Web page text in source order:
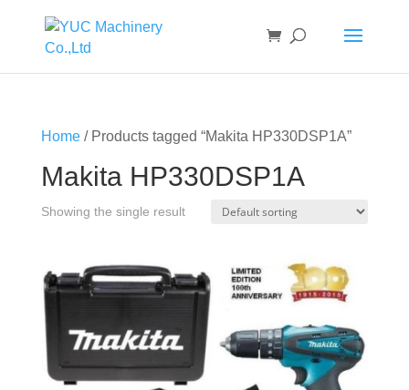
Home/ Products tagged “Makita HP330DSP1A”
Makita HP330DSP1A
Showing the single result